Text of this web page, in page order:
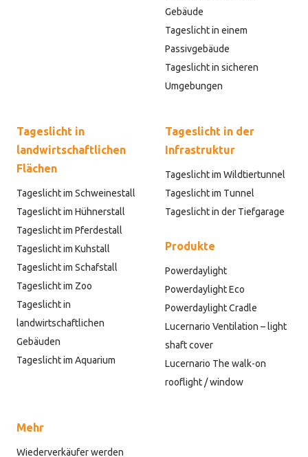
Gebäude
Tageslicht in einem
Passivgebäude
Tageslicht in sicheren
Umgebungen
Tageslicht in
landwirtschaftlichen
Flächen
Tageslicht im Schweinestall
Tageslicht im Hühnerstall
Tageslicht im Pferdestall
Tageslicht im Kuhstall
Tageslicht im Schafstall
Tageslicht im Zoo
Tageslicht in
landwirtschaftlichen
Gebäuden
Tageslicht im Aquarium
Tageslicht in der
Infrastruktur
Tageslicht im Wildtiertunnel
Tageslicht im Tunnel
Tageslicht in der Tiefgarage
Produkte
Powerdaylight
Powerdaylight Eco
Powerdaylight Cradle
Lucernario Ventilation – light
shaft cover
Lucernario The walk-on
rooflight / window
Mehr
Wiederverkäufer werden